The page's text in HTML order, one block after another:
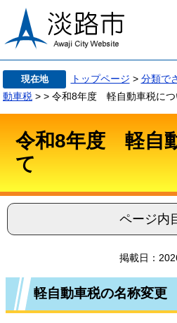
現在地 トップページ > 分類で
動車税 > > 令和8年度 軽自動車税につ
令和8年度 軽自
て
ページ内
掲載日：
軽自動車税の名称変更